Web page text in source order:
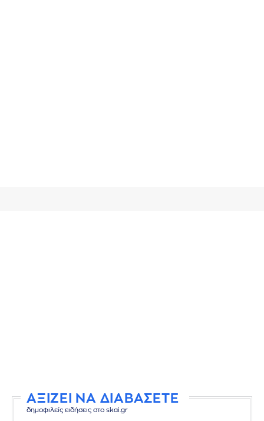
ΑΞΙΖΕΙ ΝΑ ΔΙΑΒΑΣΕΤΕ
δημοφιλείς ειδήσεις στο skai.gr